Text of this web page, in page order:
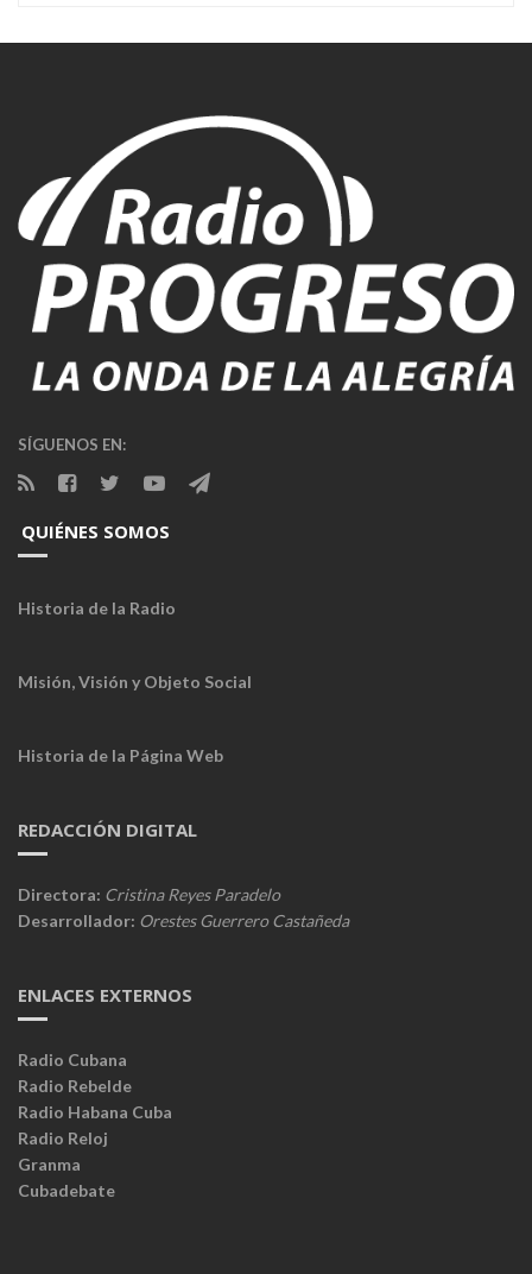
SÍGUENOS EN:
QUIÉNES SOMOS
Historia de la Radio
Misión, Visión y Objeto Social
Historia de la Página Web
REDACCIÓN DIGITAL
Directora: Cristina Reyes Paradelo
Desarrollador: Orestes Guerrero Castañeda
ENLACES EXTERNOS
Radio Cubana
Radio Rebelde
Radio Habana Cuba
Radio Reloj
Granma
Cubadebate